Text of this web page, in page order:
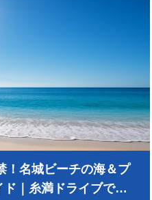
！名城ビーチの海＆プ
｜糸満ドライブで最